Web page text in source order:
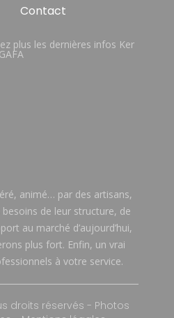
Contact
plus les dernières infos Ker
GAFA
animé… par des artisans,
de leur structure, de
au marché d’aujourd’hui,
plus fort. Enfin, un vrai
à votre service.
droits réservés - Photos